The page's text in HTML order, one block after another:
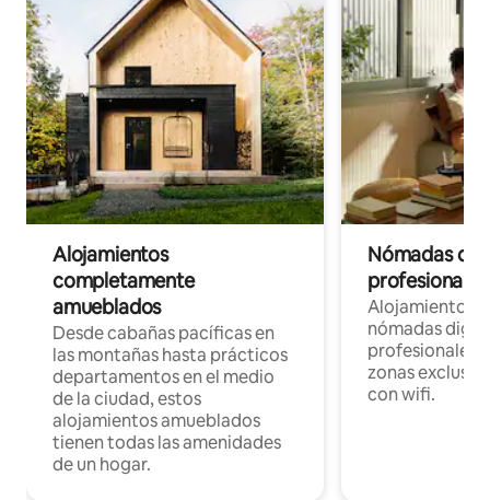
Alojamientos
completamente
amueblados
Desde cabañas pacíficas en
las montañas hasta prácticos
departamentos en el medio
de la ciudad, estos
alojamientos amueblados
tienen todas las amenidades
de un hogar.
Nómadas
Alojamientos
nómadas
profesionales
zonas
con wifi.